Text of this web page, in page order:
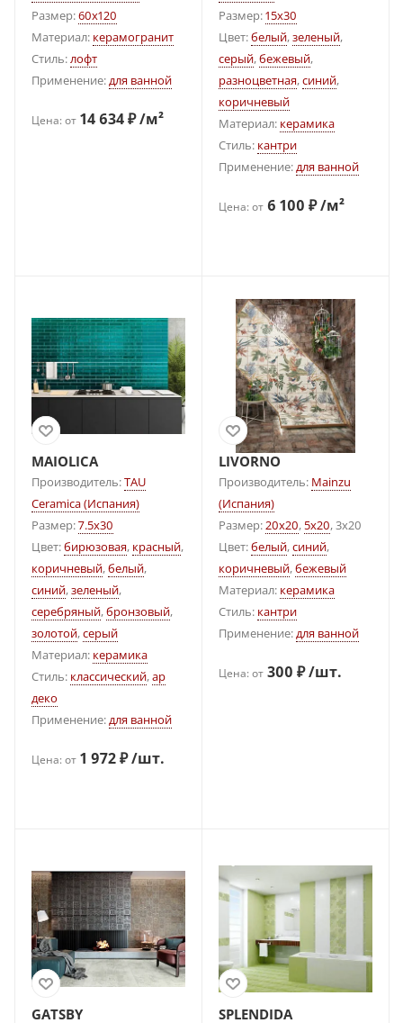
Размер:60x120
Материал: керамогранит
Стиль:лофт
Применение:для ванной
Цена: от 14 634 ₽ /м²
Размер:15x30
Цвет:белый,зеленый,
серый,бежевый,
разноцветная,синий,
коричневый
Материал: керамика
Стиль: кантри
Применение:для ванной
Цена: от 6 100 ₽ /м²
MAIOLICA
Производитель:TAU
Ceramica (Испания)
Размер:7.5x30
Цвет:бирюзовая, красный,
коричневый,белый,
синий,зеленый,
серебряный,бронзовый,
золотой,серый
Материал: керамика
Стиль: классический,ар
деко
Применение:для ванной
Цена: от 1 972 ₽ /шт.
LIVORNO
Производитель: Mainzu
(Испания)
Размер:20x20,5x20, 3x20
Цвет:белый,синий,
коричневый,бежевый
Материал: керамика
Стиль: кантри
Применение:для ванной
Цена: от 300 ₽ /шт.
GATSBY SPLENDIDA